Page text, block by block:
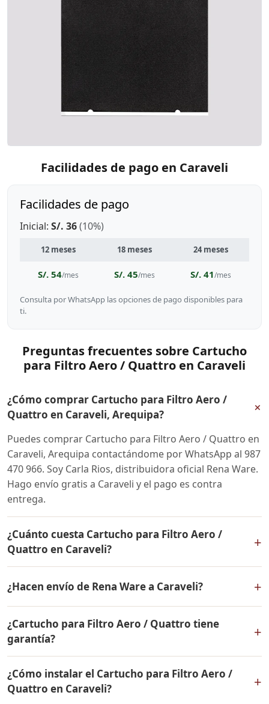
Facilidades de pago en Caraveli
Facilidades de pago
Inicial: S/. 36(10%)
12 meses 18 meses 24 meses
S/. 54/mes S/. 45/mes S/. 41/mes
Consulta por WhatsApp las opciones de pago disponibles para
ti.
Preguntas frecuentes sobre Cartucho
para Filtro Aero / Quattro en Caraveli
¿Cómo comprar Cartucho para Filtro Aero /
Quattro en Caraveli, Arequipa?
+
Puedes comprar Cartucho para Filtro Aero / Quattro en
Caraveli, Arequipa contactándome por WhatsApp al 987
470 966. Soy Carla Rios, distribuidora oficial Rena Ware.
Hago envío gratis a Caraveli y el pago es contra
entrega.
¿Cuánto cuesta Cartucho para Filtro Aero /
Quattro en Caraveli?
+
mismo en todo el Perú. Contáctame por WhatsApp para
conocer el precio actual, promociones disponibles y
facilidades de pago en cuotas desde el 10% de inicial.
¿Hacen envío de Rena Ware a Caraveli? +
Quattro a Caraveli, Arequipa y a todo el Perú. El pago es
contra entrega.
¿Cartucho para Filtro Aero / Quattro tiene
garantía?
+
por vida contra defectos de fabricación. Todos los
productos Rena Ware están fabricados en acero
¿Cómo instalar el Cartucho para Filtro Aero /
Quattro en Caraveli?
+